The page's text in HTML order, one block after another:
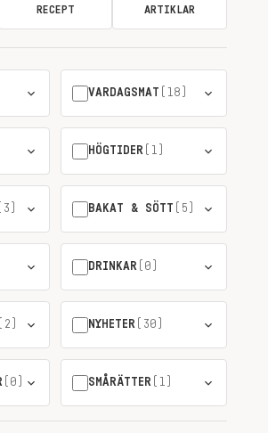
RECEPT ARTIKLAR
VARDAGSMAT (18)
HÖGTIDER (1)
(3) BAKAT & SÖTT (5)
DRINKAR (0)
(2) NYHETER (30)
(0) SMÅRÄTTER (1)